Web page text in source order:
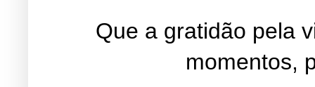
Que a gratidão pela
momentos,